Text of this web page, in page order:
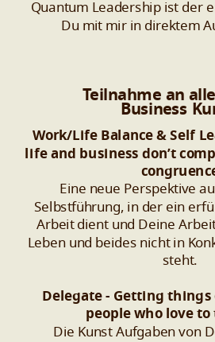
Quantum Leadership ist der
Du mit mir in direktem
Teilnahme an
Business
Work/Life Balance & Self
life and business don’t
Eine neue Perspektive
Selbstführung, in der ein
Arbeit dient und Deine
Leben und beides nicht in
steht.
Delegate - Getting
people who love to
Die Kunst Aufgaben von